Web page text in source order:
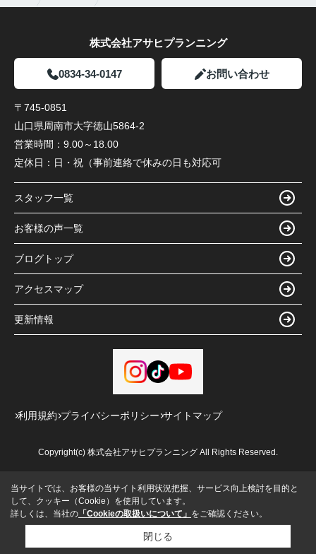
株式会社アサヒプランニング
0834-34-0147 お問い合わせ
〒745-0851
山口県周南市大字徳山5864-2
営業時間： 9.00～18.00
定休日： 日・祝（事前連絡で休みの日も対応可
スタッフ一覧
お客様の声一覧
ブログトップ
アクセスマップ
更新情報
利用規約 プライバシーポリシー サイトマップ
Copyright(c) 株式会社アサヒプランニング All Rights Reserved.
当サイトでは、お客様の当サイト利用状況把握、サービス向上検討を目的と
して、クッキー（Cookie）を使用しています。
詳しくは、当社の 「Cookieの取扱いについて」 をご確認ください。
閉じる